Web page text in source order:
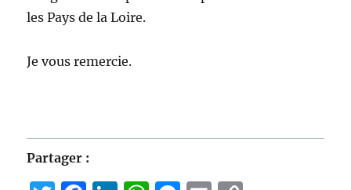
les Pays de la Loire.
Je vous remercie.
Partager :